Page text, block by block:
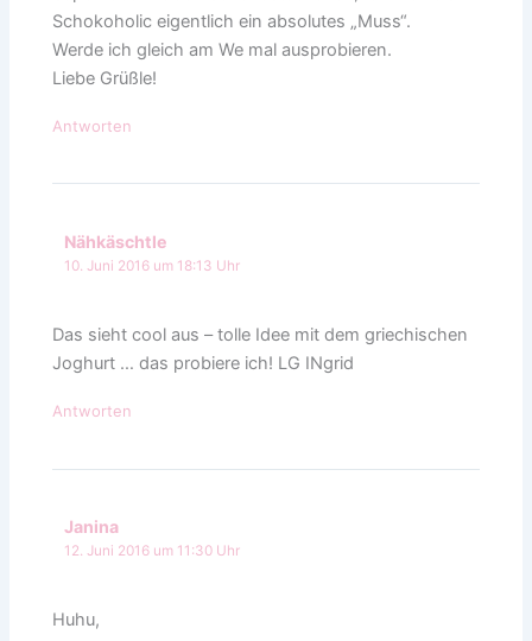
Schokoholic eigentlich ein absolutes „Muss“.
Werde ich gleich am We mal ausprobieren.
Liebe Grüßle!
Antworten
Nähkäschtle
10. Juni 2016 um 18:13 Uhr
Das sieht cool aus – tolle Idee mit dem griechischen
Joghurt … das probiere ich! LG INgrid
Antworten
Janina
12. Juni 2016 um 11:30 Uhr
Huhu,